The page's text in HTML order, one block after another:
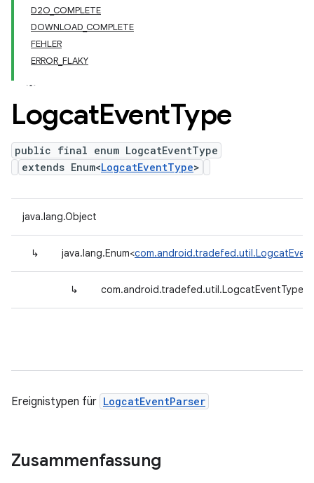
D2O_COMPLETE
DOWNLOAD_COMPLETE
FEHLER
ERROR_FLAKY
LogcatEventType
public final enum LogcatEventType
extends Enum<LogcatEventType>
java.lang.Object
↳ java.lang.Enum<
↳ com.android.tradefed.util.LogcatEventType
Ereignistypen für LogcatEventParser
Zusammenfassung